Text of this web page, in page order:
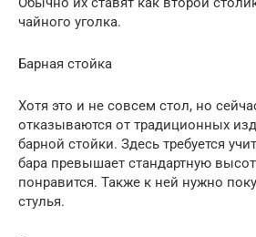
чайного уголка.
Барная стойка
Хотя это и не совсем стол, но
отказываются от традиционных
барной стойки. Здесь требуется
бара превышает стандартную
понравится. Также к ней нужно
стулья.